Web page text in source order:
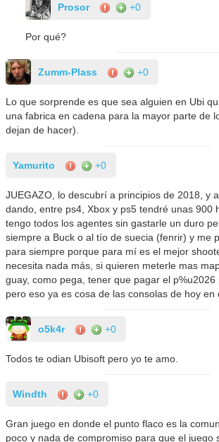
Prosor +0
Por qué?
Zumm-Plass +0
Lo que sorprende es que sea alguien en Ubi
una fabrica en cadena para la mayor parte de
dejan de hacer).
Yamurito +0
JUEGAZO, lo descubrí a principios de 2018, y
dando, entre ps4, Xbox y ps5 tendré unas 900
tengo todos los agentes sin gastarle un duro
siempre a Buck o al tío de suecia (fenrir) y me
para siempre porque para mí es el mejor
necesita nada más, si quieren meterle mas
guay, como pega, tener que pagar el
pero eso ya es cosa de las consolas de hoy en
o5k4r +0
Todos te odian Ubisoft pero yo te amo.
Windth +0
Gran juego en donde el punto flaco es la
poco y nada de compromiso para que el juego